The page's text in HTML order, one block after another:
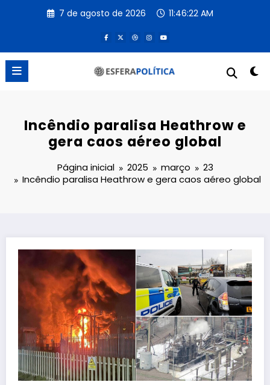
7 de agosto de 2026 11:46:22 AM
Incêndio paralisa Heathrow e
gera caos aéreo global
Página inicial 2025 março
23
Incêndio paralisa Heathrow e gera caos aéreo global